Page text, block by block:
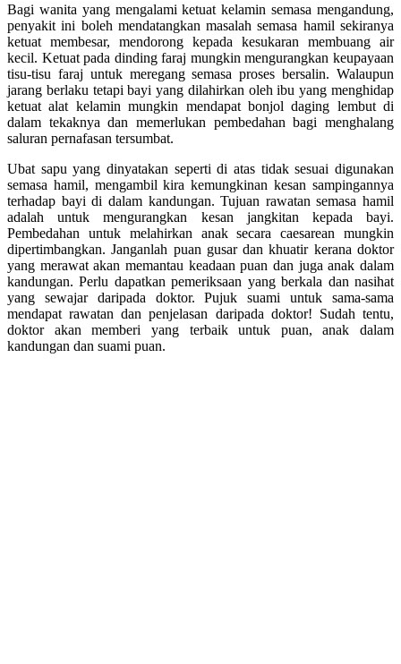
Bagi wanita yang mengalami ketuat kelamin semasa mengandung,
penyakit ini boleh mendatangkan masalah semasa hamil sekiranya
ketuat membesar, mendorong kepada kesukaran membuang air
kecil. Ketuat pada dinding faraj mungkin mengurangkan keupayaan
tisu-tisu faraj untuk meregang semasa proses bersalin. Walaupun
jarang berlaku tetapi bayi yang dilahirkan oleh ibu yang menghidap
ketuat alat kelamin mungkin mendapat bonjol daging lembut di
dalam tekaknya dan memerlukan pembedahan bagi menghalang
saluran pernafasan tersumbat.
Ubat sapu yang dinyatakan seperti di atas tidak sesuai digunakan
semasa hamil, mengambil kira kemungkinan kesan sampingannya
terhadap bayi di dalam kandungan. Tujuan rawatan semasa hamil
adalah untuk mengurangkan kesan jangkitan kepada bayi.
Pembedahan untuk melahirkan anak secara caesarean mungkin
dipertimbangkan. Janganlah puan gusar dan khuatir kerana doktor
yang merawat akan memantau keadaan puan dan juga anak dalam
kandungan. Perlu dapatkan pemeriksaan yang berkala dan nasihat
yang sewajar daripada doktor. Pujuk suami untuk sama-sama
mendapat rawatan dan penjelasan daripada doktor! Sudah tentu,
doktor akan memberi yang terbaik untuk puan, anak dalam
kandungan dan suami puan.